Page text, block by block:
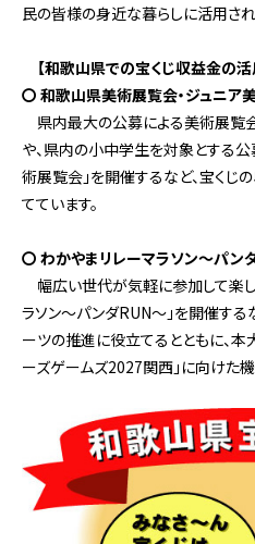
民の皆様の身近な暮らしに活用され
【和歌山県での宝くじ収益金の活
〇 和歌山県美術展覧会・ジュニア
県内最大の公募による美術展覧
や、県内の小中学生を対象とする
術展覧会」を開催するなど、宝く
てています。
〇 わかやまリレーマラソン～パン
幅広い世代が気軽に参加して楽
ラソン～パンダRUN～」を開催す
ーツの推進に役立てるとともに、本
ーズゲームズ2027関西」に向けた